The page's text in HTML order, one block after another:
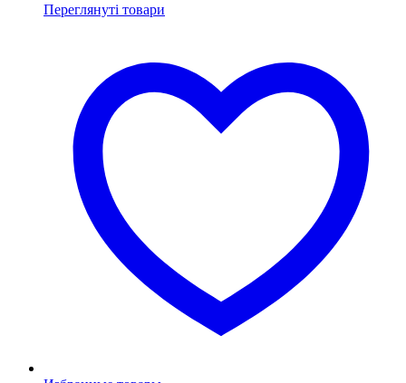
Переглянуті товари